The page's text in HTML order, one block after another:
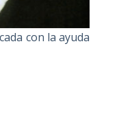
con la ayuda